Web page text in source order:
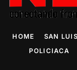
HOME SAN LUIS
POLICIACA